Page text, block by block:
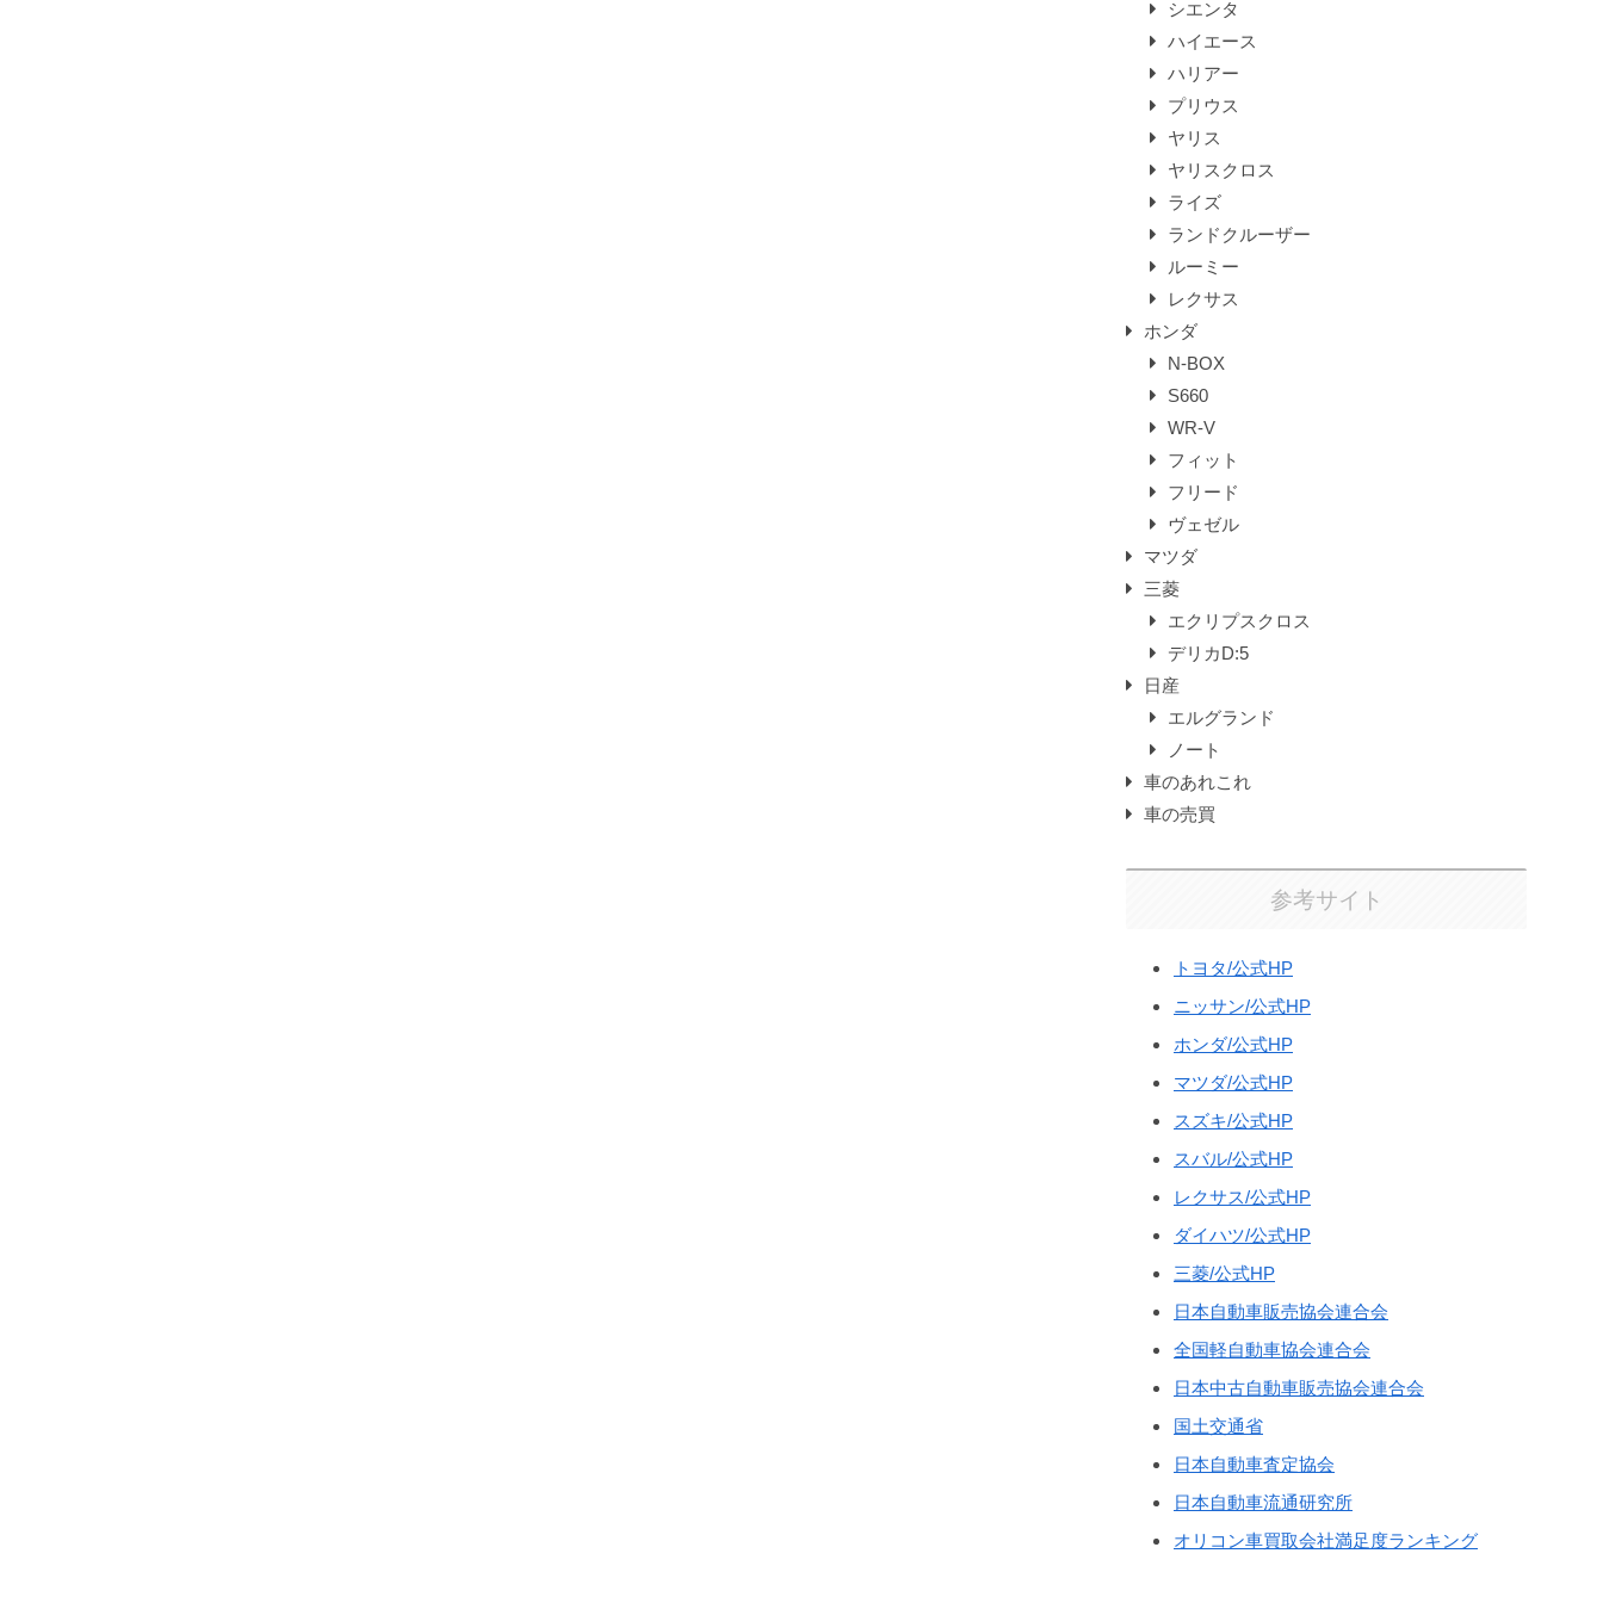
シエンタ
ハイエース
ハリアー
プリウス
ヤリス
ヤリスクロス
ライズ
ランドクルーザー
ルーミー
レクサス
ホンダ
N-BOX
S660
WR-V
フィット
フリード
ヴェゼル
マツダ
三菱
エクリプスクロス
デリカD:5
日産
エルグランド
ノート
車のあれこれ
車の売買
参考サイト
トヨタ/公式HP
ニッサン/公式HP
ホンダ/公式HP
マツダ/公式HP
スズキ/公式HP
スバル/公式HP
レクサス/公式HP
ダイハツ/公式HP
三菱/公式HP
日本自動車販売協会連合会
全国軽自動車協会連合会
日本中古自動車販売協会連合会
国土交通省
日本自動車査定協会
日本自動車流通研究所
オリコン車買取会社満足度ランキング